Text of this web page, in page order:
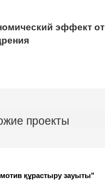
эффект от
проекты
құрастыру зауыты"